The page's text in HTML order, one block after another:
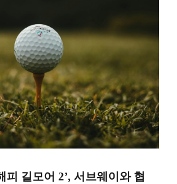
피 길모어 2’, 서브웨이와 협